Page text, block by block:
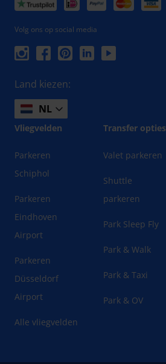
Volg ons op social media
Land kiezen:
NL
Vliegvelden
Parkeren
Schiphol
Parkeren
Eindhoven
Airport
Parkeren
Düsseldorf
Airport
Alle vliegvelden
Transfer opties
Valet parkeren
Shuttle
parkeren
Park Sleep Fly
Park & Walk
Park & Taxi
Park & OV